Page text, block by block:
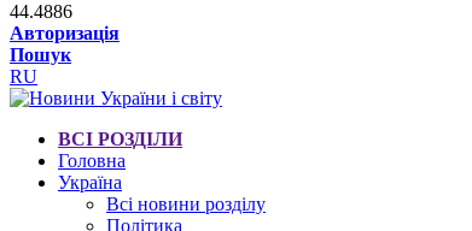
44.4886
Авторизація
Пошук
RU
ВСІ РОЗДІЛИ
Головна
Україна
Всі новини розділу
Політика